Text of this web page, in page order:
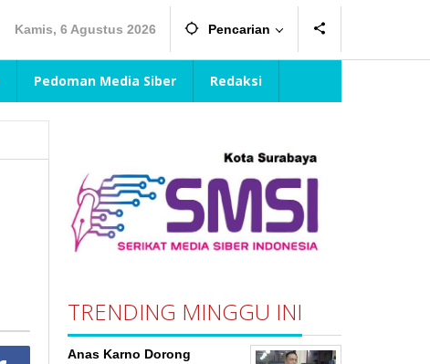
Kamis, 6 Agustus 2026 Pencarian
Pedoman Media Siber Redaksi
TRENDING MINGGU INI
Anas Karno Dorong